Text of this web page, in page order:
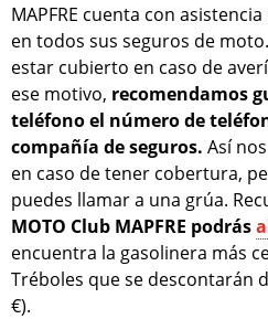
MAPFRE cuenta con
en todos sus seguros de
estar cubierto en caso de
ese motivo, recomendamos
teléfono el número de
compañía de seguros. Así
en caso de tener cobertura,
puedes llamar a una grúa.
MOTO Club MAPFRE podrás
encuentra la gasolinera más
Tréboles que se descontarán
€).